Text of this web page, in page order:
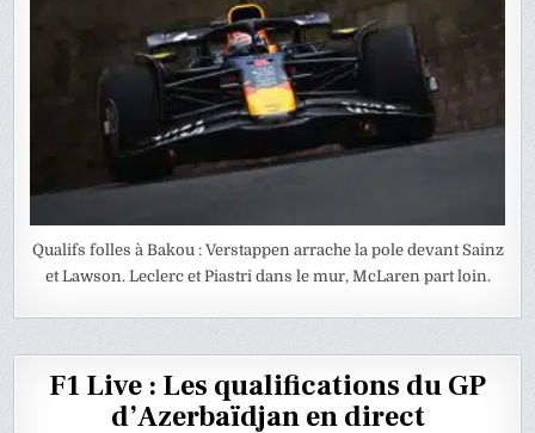
Qualifs folles à Bakou : Verstappen arrache la pole devant Sainz
et Lawson. Leclerc et Piastri dans le mur, McLaren part loin.
F1 Live : Les qualifications du GP
d’Azerbaïdjan en direct